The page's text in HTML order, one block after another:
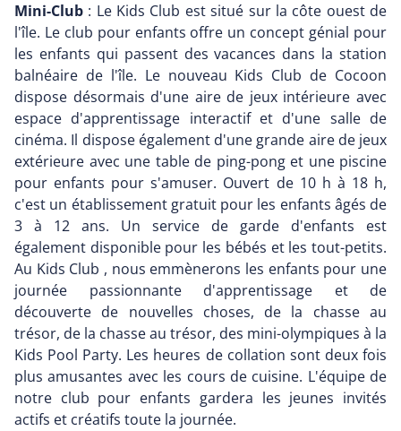
Mini-Club : Le Kids Club est situé sur la côte ouest de
l'île. Le club pour enfants offre un concept génial pour
les enfants qui passent des vacances dans la station
balnéaire de l'île. Le nouveau Kids Club de Cocoon
dispose désormais d'une aire de jeux intérieure avec
espace d'apprentissage interactif et d'une salle de
cinéma. Il dispose également d'une grande aire de jeux
extérieure avec une table de ping-pong et une piscine
pour enfants pour s'amuser. Ouvert de 10 h à 18 h,
c'est un établissement gratuit pour les enfants âgés de
3 à 12 ans. Un service de garde d'enfants est
également disponible pour les bébés et les tout-petits.
Au Kids Club , nous emmènerons les enfants pour une
journée passionnante d'apprentissage et de
découverte de nouvelles choses, de la chasse au
trésor, de la chasse au trésor, des mini-olympiques à la
Kids Pool Party. Les heures de collation sont deux fois
plus amusantes avec les cours de cuisine. L'équipe de
notre club pour enfants gardera les jeunes invités
actifs et créatifs toute la journée.